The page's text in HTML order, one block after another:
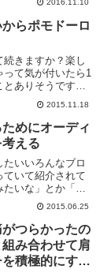
と忘れちゃうん
あたりをまとめて
ため...
2016.11.10
らポモドーロ
きますか？楽し
って気が付いたら1
とありそうですけ
う？集中力が途
たらWebで遊んで
して。最近、私、
...
2015.11.18
めにオーディ
える
いいろんなブロ
ていて紹介されて
いな」とか「気
ん読んで吸収し
ですが読めない！
ないという話もあ
気...
2015.06.25
つらかったの
み合わせて肩
積極的にする